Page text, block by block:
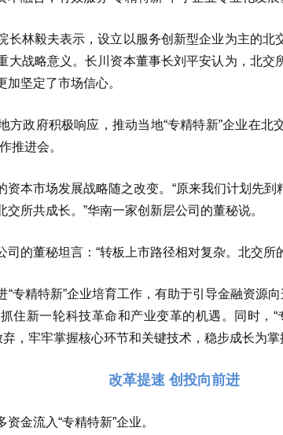
长林毅夫表示，设立以服务创新型企业为主的北
大战略意义。长川资本董事长刘平安认为，北交
坚定了市场信心。
方政府积极响应，推动当地“专精特新”企业在
推进会。
资本市场发展战略随之改变。“原来我们计划先
所共成长。”华南一家创新层公司的董秘说。
的董秘坦言：“转板上市路径相对复杂。北交所
专精特新”企业培育工作，有助于引导金融资源向
住新一轮科技革命和产业变革的机遇。同时，
，牢牢掌握核心环节和关键技术，稳步成长为掌
改革提速 创投向前进
金流入“专精特新”企业。